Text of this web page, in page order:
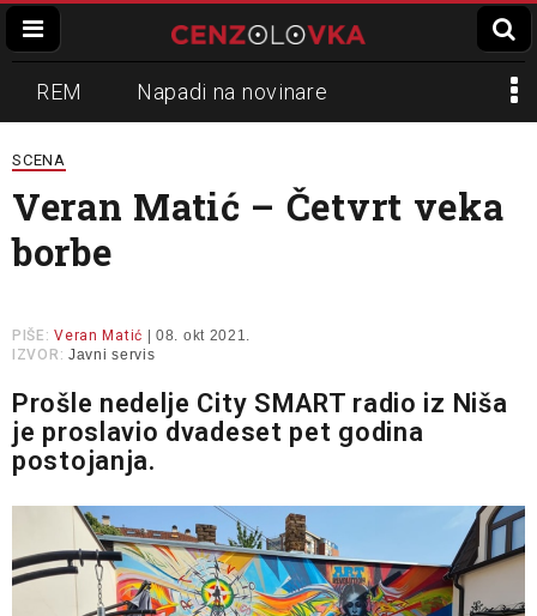
REM Napadi na novinare
Zvučni top
Propaganda Lokalni mediji
Informer
SCENA
Veran Matić – Četvrt veka
borbe
PIŠE: Veran Matić | 08. okt 2021.
IZVOR: Javni servis
Prošle nedelje City SMART radio iz Niša
je proslavio dvadeset pet godina
postojanja.